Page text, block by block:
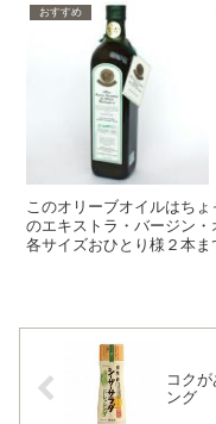
おすすめ
このオリーブオイルはち
のエキストラ・バージン
各サイズおひとり様２本ま
コク
ング